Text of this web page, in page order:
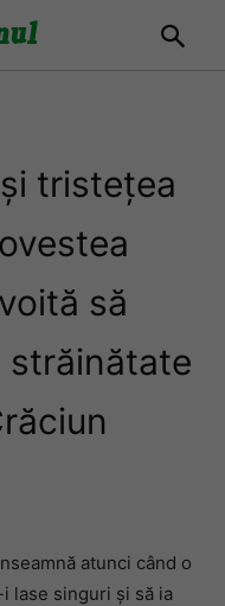
tristețea
să
străinătate
atunci când o
lase singuri și să ia